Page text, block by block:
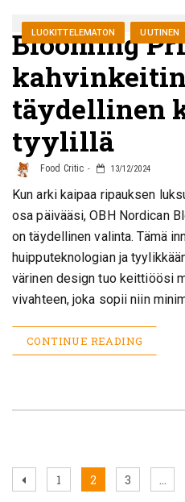
LUOKITTELEMATON UUTINEN
Blooming
täydellinen
tyylillä
Food Critic 13/12/2024
Kun arki kaipaa ripauksen
osa päivääsi, OBH Nordican
on täydellinen valinta. Tämä
huipputeknologian ja
värinen design tuo keittiöösi
vivahteen, joka sopii niin
CONTINUE READING
Artikkelien
Previous
Page
1 Page
2 Page
3 …